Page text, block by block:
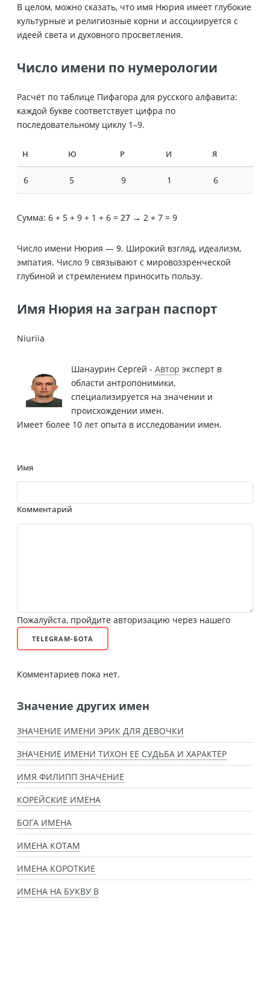
В целом, можно сказать, что имя Нюрия имеет глубокие
культурные и религиозные корни и ассоциируется с
идеей света и духовного просветления.
Число имени по нумерологии
Расчёт по таблице Пифагора для русского алфавита:
каждой букве соответствует цифра по
последовательному циклу 1–9.
Н Ю Р И Я
6 5 9 1 6
Сумма: 6 + 5 + 9 + 1 + 6 = 27 → 2 + 7 = 9
Число имени Нюрия — 9. Широкий взгляд, идеализм,
эмпатия. Число 9 связывают с мировоззренческой
глубиной и стремлением приносить пользу.
Имя Нюрия на загран паспорт
Niuriia
Шанаурин Сергей - Автор эксперт в
области антропонимики,
специализируется на значении и
происхождении имен.
Имеет более 10 лет опыта в исследовании имен.
Имя
Комментарий
Пожалуйста, пройдите авторизацию через нашего
TELEGRAM-БОТА
Комментариев пока нет.
Значение других имен
ЗНАЧЕНИЕ ИМЕНИ ЭРИК ДЛЯ ДЕВОЧКИ
ЗНАЧЕНИЕ ИМЕНИ ТИХОН ЕЕ СУДЬБА И ХАРАКТЕР
ИМЯ ФИЛИПП ЗНАЧЕНИЕ
КОРЕЙСКИЕ ИМЕНА
БОГА ИМЕНА
ИМЕНА КОТАМ
ИМЕНА КОРОТКИЕ
ИМЕНА НА БУКВУ В